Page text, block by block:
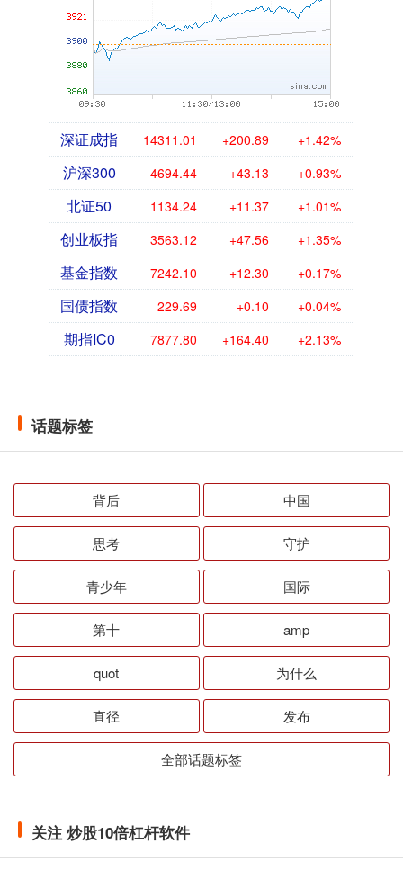
深证成指 14311.01 +200.89 +1.42%
沪深300 4694.44 +43.13 +0.93%
北证50 1134.24 +11.37 +1.01%
创业板指 3563.12 +47.56 +1.35%
基金指数 7242.10 +12.30 +0.17%
国债指数 229.69 +0.10 +0.04%
期指IC0 7877.80 +164.40 +2.13%
话题标签
背后 中国
思考 守护
青少年 国际
第十 amp
quot 为什么
直径 发布
全部话题标签
关注 炒股10倍杠杆软件